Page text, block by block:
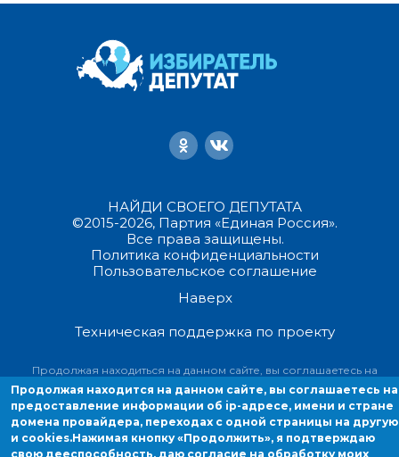
НАЙДИ СВОЕГО ДЕПУТАТА
©2015-2026, Партия «Единая Россия».
Все права защищены.
Политика конфиденциальности
Пользовательское соглашение
Наверх
Техническая поддержка по проекту
Продолжая находиться на данном сайте, вы соглашаетесь на
предоставление информации об ip-адресе, имени и стране домена
провайдера, переходах с одной страницы на другую и cookies.
Продолжая находится на данном сайте, вы соглашаетесь на
предоставление информации об ip-адресе, имени и стране
домена провайдера, переходах с одной страницы на другую
и cookies.Нажимая кнопку «Продолжить», я подтверждаю
свою дееспособность, даю согласие на обработку моих